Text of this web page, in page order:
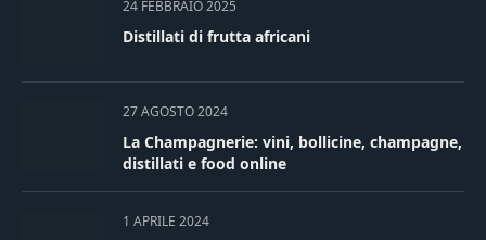
24 FEBBRAIO 2025
Distillati di frutta africani
27 AGOSTO 2024
La Champagnerie: vini, bollicine, champagne,
distillati e food online
1 APRILE 2024